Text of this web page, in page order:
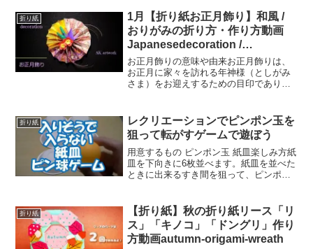
ように見えたりと、立体的な紙のアート
として親しまれています...
折り紙
1月【折り紙お正月飾り】和風 /
おりがみの折り方・作り方動画
Japanesedecoration /
Japaneseorigami /
orientalorigami
お正月飾りの意味や由来お正月飾りは、
お正月に家々を訪れる年神様（としがみ
さま）をお迎えするための目印であり、
めに訪れて、ひとりひとりに1歳分の年齢
と、その年の幸運を授け...
折り紙
レクリエーションでピンポン玉を
狙って転がすゲームで遊ぼう
用意するもの ピンポン玉 紙皿楽しみ方紙
皿を下向きに6枚並べます。紙皿を並べた
ときに出来るすき間を狙って、ピンポン
と紙皿増やして、得点ははしょって、白
とオレンジのピンポ...
折り紙
【折り紙】秋の折り紙リース「リ
ス」「キノコ」「ドングリ」作り
方動画autumn-origami-wreath